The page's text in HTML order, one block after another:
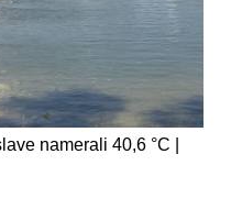
namerali 40,6 °C |